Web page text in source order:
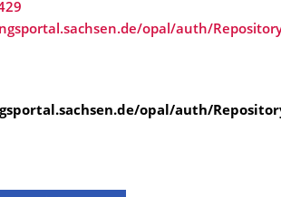
opal/auth/
opal/auth/